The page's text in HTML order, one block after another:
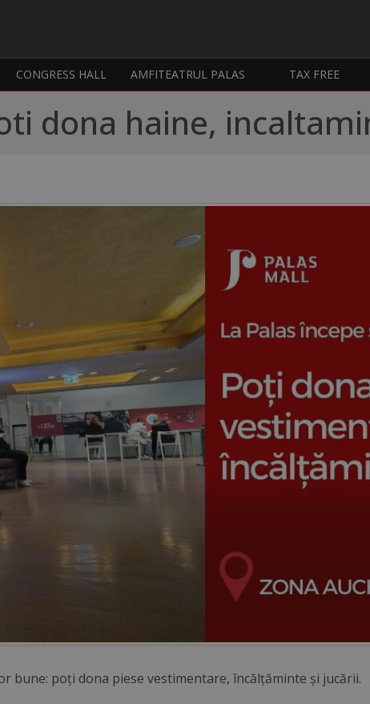
CONGRESS HALL AMFITEATRUL PALAS TAX FREE
dona haine,
bune: poți dona piese vestimentare, încălțăminte și jucării.